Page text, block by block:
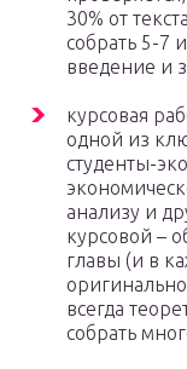
30% от
собрать 5-7
введение и
курсовая
одной из
студенты-
анализу и
курсовой –
главы (и в
всегда
собрать